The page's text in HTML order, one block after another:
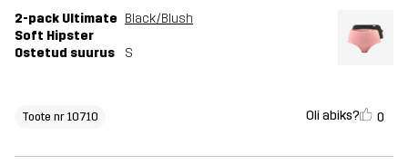
2-pack Ultimate
Soft Hipster
Black/Blush
Ostetud suurus S
Toote nr 10710 Oli abiks? 0